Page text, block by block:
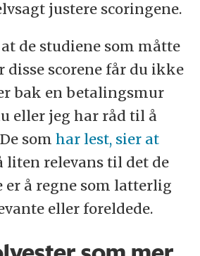
justere scoringene.
de studiene som måtte
disse scorene får du ikke
bak en betalingsmur
eller jeg har råd til å
somhar lest, sier at
liten relevans til det de
er å regne som latterlig
eller foreldede.